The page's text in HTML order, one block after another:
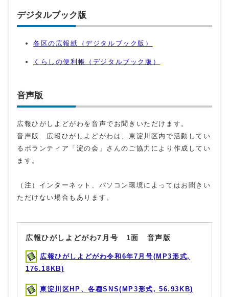
デジタルブック版
各区の広報紙（デジタルブック版）
くらしの便利帳（デジタルブック版）
音声版
広報ひがしよどがわを音声でお聞きいただけます。
音声版 広報ひがしよどがわは、東淀川区内で活動してい
るボランティア「淀の会」さんのご協力により作成してい
ます。
（注）インターネット、パソコン環境によってはお聞きい
ただけない場合もあります。
広報ひがしよどがわ7月号 1面 音声版
広報ひがしよどがわ令和6年7月号(MP3形式,
176.18KB)
東淀川区HP、各種SNS(MP3形式, 56.93KB)